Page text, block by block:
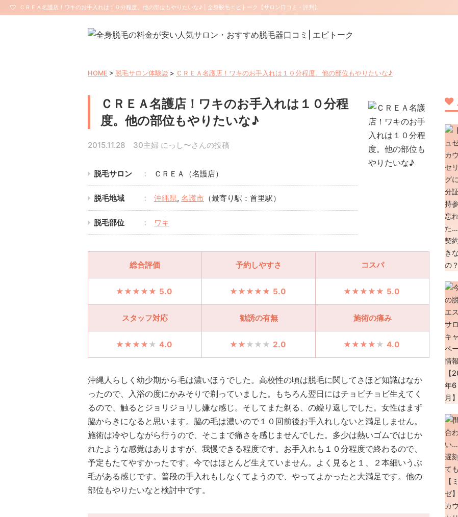
ＣＲＥＡ名護店！ワキのお手入れは１０分程度。他の部位もやりたいな♪ | 全身脱毛エピトーク【サロン口コミ・評判】
HOME > 脱毛サロン体験談 > ＣＲＥＡ名護店！ワキのお手入れは１０分程度。他の部位もやりたいな♪
ＣＲＥＡ名護店！ワキのお手入れは１０分程
度。他の部位もやりたいな♪
2015.11.28 30主婦 にっし〜さんの投稿
脱毛サロン ＣＲＥＡ（名護店）
脱毛地域 沖縄県, 名護市 （最寄り駅：首里駅）
脱毛部位 ワキ
総合評価 予約しやすさ コスパ
5.0 5.0 5.0
スタッフ対応 勧誘の有無 施術の痛み
4.0 2.0 4.0
沖縄人らしく幼少期から毛は濃いほうでした。高校性の頃は脱毛に関してさほど知識はなか
ったので、入浴の度にかみそりで剃っていました。もちろん翌日にはチョビチョビ生えてく
るので、触るとジョリジョリし嫌な感じ。そしてまた剃る、の繰り返しでした。女性はまず
脇からきになると思います。脇の毛は濃いので１０回前後お手入れしないと満足しません。
施術は冷やしながら行うので、そこまで痛さを感じませんでした。多少は熱いゴムではじか
れたような感覚はありますが、我慢できる程度です。お手入れも１０分程度で終わるので、
予定もたてやすかったです。今ではほとんど生えていません。よく見ると１、２本細いうぶ
毛がある感じです。普段の手入れもしなくてようので、やってよかったと大満足です。他の
部位もやりたいなと検討中です。